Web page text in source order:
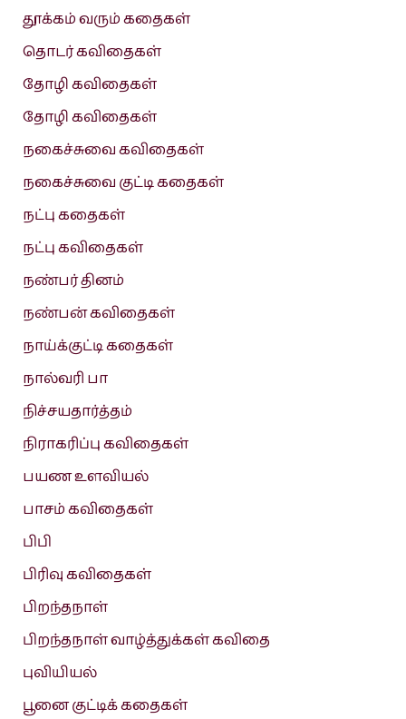
தூக்கம் வரும் கதைகள்
தொடர் கவிதைகள்
தோழி கவிதைகள்
தோழி கவிதைகள்
நகைச்சுவை கவிதைகள்
நகைச்சுவை குட்டி கதைகள்
நட்பு கதைகள்
நட்பு கவிதைகள்
நண்பர் தினம்
நண்பன் கவிதைகள்
நாய்க்குட்டி கதைகள்
நால்வரி பா
நிச்சயதார்த்தம்
நிராகரிப்பு கவிதைகள்
பயண உளவியல்
பாசம் கவிதைகள்
பிபி
பிரிவு கவிதைகள்
பிறந்தநாள்
பிறந்தநாள் வாழ்த்துக்கள் கவிதை
புவியியல்
பூனை குட்டிக் கதைகள்